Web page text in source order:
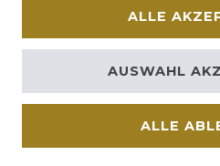
© Copyright 2026 | Alle
ALLE
ALLE
AUSWAHL